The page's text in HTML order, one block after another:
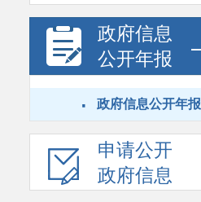
政府信息
公开年报
· 政府信息公开年报
申请公开
政府信息